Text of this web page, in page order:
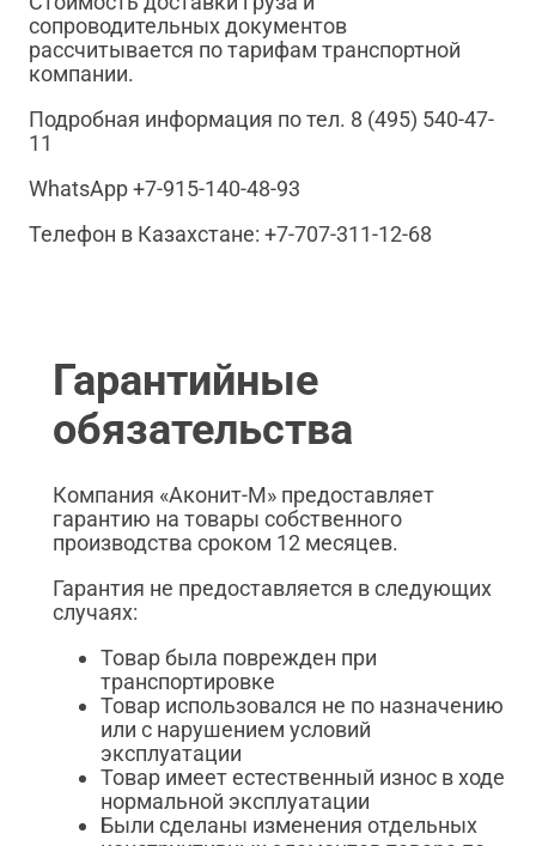
сопроводительных документов
рассчитывается по тарифам транспортной
компании.
Подробная информация по тел. 8 (495) 540-47-
11
WhatsApp +7-915-140-48-93
Телефон в Казахстане: +7-707-311-12-68
Гарантийные
обязательства
Компания «Аконит-М» предоставляет
гарантию на товары собственного
производства сроком 12 месяцев.
Гарантия не предоставляется в следующих
случаях:
Товар была поврежден при
транспортировке
Товар использовался не по назначению
или с нарушением условий
эксплуатации
Товар имеет естественный износ в ходе
нормальной эксплуатации
Были сделаны изменения отдельных